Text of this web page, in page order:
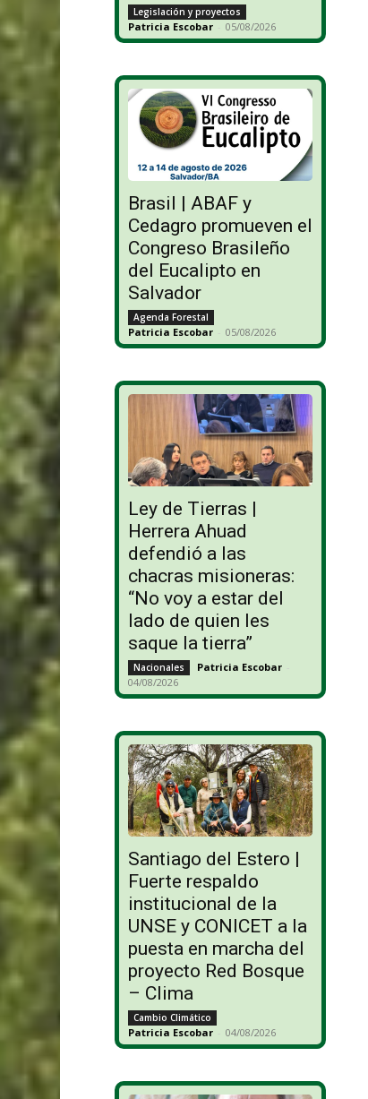
Legislación y proyectos
Patricia Escobar - 05/08/2026
Brasil | ABAF y
Cedagro promueven el
Congreso Brasileño
del Eucalipto en
Salvador
Agenda Forestal
Patricia Escobar - 05/08/2026
Ley de Tierras |
Herrera Ahuad
defendió a las
chacras misioneras:
“No voy a estar del
lado de quien les
saque la tierra”
Nacionales Patricia Escobar -
04/08/2026
Santiago del Estero |
Fuerte respaldo
institucional de la
UNSE y CONICET a la
puesta en marcha del
proyecto Red Bosque
– Clima
Cambio Climático
Patricia Escobar - 04/08/2026